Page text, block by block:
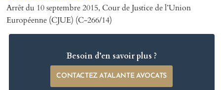
Arrêt du 10 septembre 2015, Cour de Justice de l’Union
Européenne (CJUE) (C-266/14)
Besoin d’en savoir plus ?
CONTACTEZ ATALANTE AVOCATS